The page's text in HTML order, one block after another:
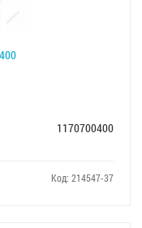
1170700400
Код: 214547-37